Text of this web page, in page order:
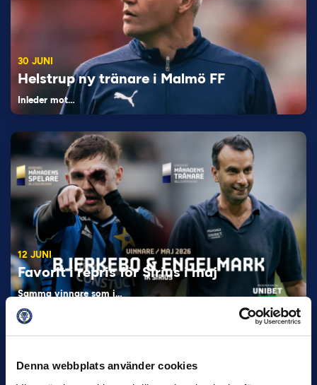
Denna webbplats använder cookies
30 JUNI
Helstrup ny tränare i Malmö FF
Inleder mot…
12 JUNI
Favorit i repris för Sirius i maj
Samma vinnare som i…